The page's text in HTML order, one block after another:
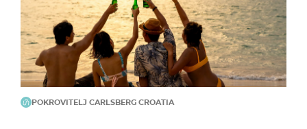
POKROVITELJ CARLSBERG CROATIA